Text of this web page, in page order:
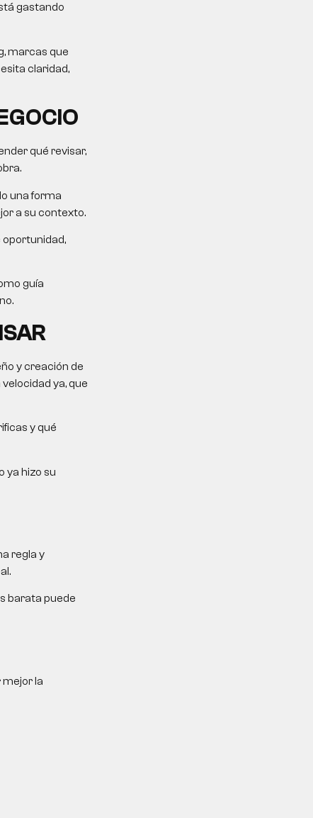
gastando
marcas que
claridad,
qué revisar,
una forma
a su contexto.
oportunidad,
guía
y creación de
ya, que
y qué
ya hizo su
regla y
barata puede
la